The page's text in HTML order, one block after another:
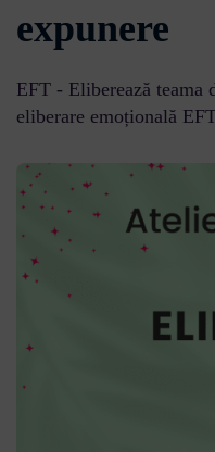
expunere
EFT - Eliberează teama
eliberare emoțională